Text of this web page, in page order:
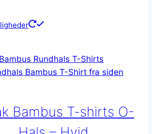
Dette
flere
varianter.
vælges
på
Bambus T-shirts O-